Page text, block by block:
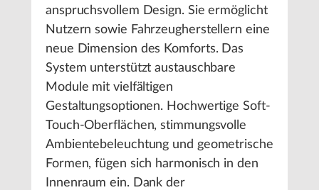
anspruchsvollem Design. Sie ermöglicht
Nutzern sowie Fahrzeugherstellern eine
neue Dimension des Komforts. Das
System unterstützt austauschbare
Module mit vielfältigen
Gestaltungsoptionen. Hochwertige Soft-
Touch-Oberflächen, stimmungsvolle
Ambientebeleuchtung und geometrische
Formen, fügen sich harmonisch in den
Innenraum ein. Dank der